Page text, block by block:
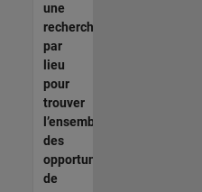
une
recherche
par
lieu
pour
trouver
l’ensemble
des
opportunités
de